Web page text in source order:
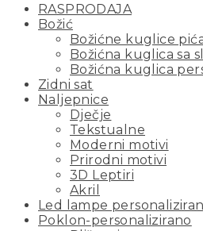
RASPRODAJA
Božić
Božićne kuglice
Božićna kuglica sa
Božićna kuglica
Zidni sat
Naljepnice
Dječje
Tekstualne
Moderni motivi
Prirodni motivi
3D Leptiri
Akril
Led lampe
Poklon-personalizirano